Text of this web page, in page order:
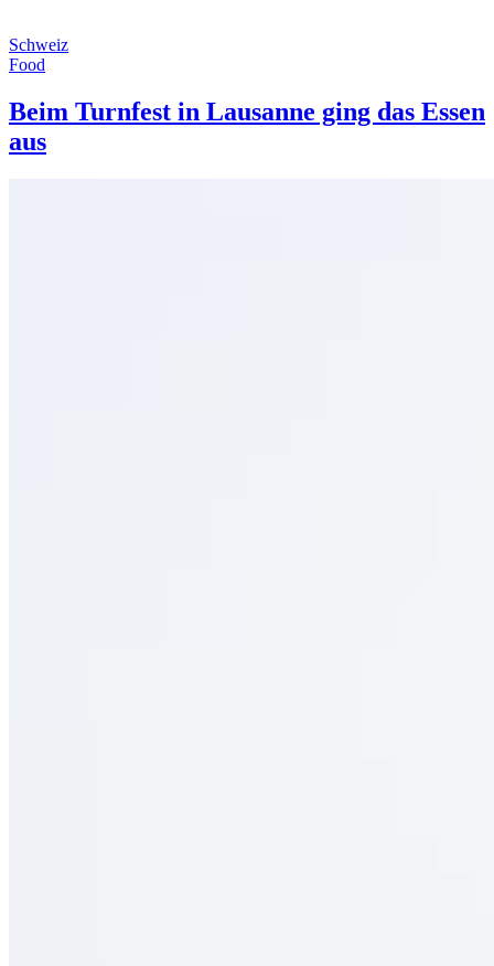
Schweiz
Food
Beim Turnfest in Lausanne ging das Essen
aus